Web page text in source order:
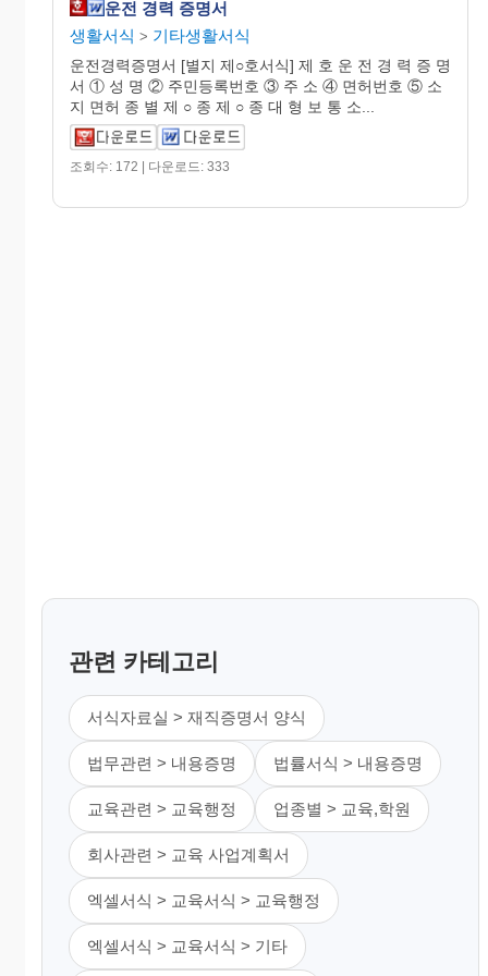
운전 경력 증명서
생활서식 > 기타생활서식
운전경력증명서 [별지 제○호서식] 제 호 운 전 경 력 증 명
서 ① 성 명 ② 주민등록번호 ③ 주 소 ④ 면허번호 ⑤ 소
지 면허 종 별 제 ○ 종 제 ○ 종 대 형 보 통 소...
조회수: 172 | 다운로드: 333
관련 카테고리
서식자료실 > 재직증명서 양식
법무관련 > 내용증명 법률서식 > 내용증명
교육관련 > 교육행정 업종별 > 교육,학원
회사관련 > 교육 사업계획서
엑셀서식 > 교육서식 > 교육행정
엑셀서식 > 교육서식 > 기타